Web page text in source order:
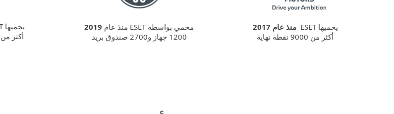
يحميها ESET
منذ عام 2017
أكثر من 9000 نقطة نهاية
محمي بواسطة ESET منذ عام
2019
1200 جهاز و2700 صندوق بريد
يحميها ESET
أكثر من 14000 نقطة نهاية